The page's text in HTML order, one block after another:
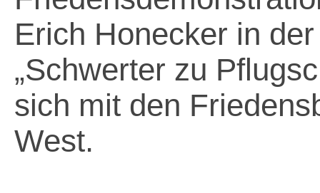
Erich Honecker in
„Schwerter zu
sich mit den
West.